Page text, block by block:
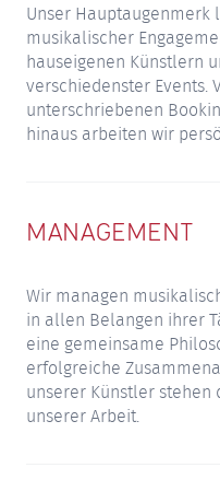
Unser
musikalischer
hauseigenen Künstlern
verschiedenster Events.
unterschriebenen
hinaus arbeiten wir
MANAGEMENT
Wir managen
in allen Belangen ihrer
eine gemeinsame
erfolgreiche
unserer Künstler stehen
unserer Arbeit.